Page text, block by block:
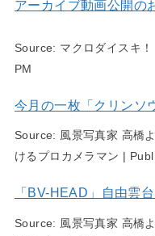
アーカイブ動画公開の
Source: マクロダイスキ！
PM
今月の一枚「クリンソ
Source: 風景写真家 高橋
けるプロカメラマン |
「BV-HEAD」自由雲
Source: 風景写真家 高橋